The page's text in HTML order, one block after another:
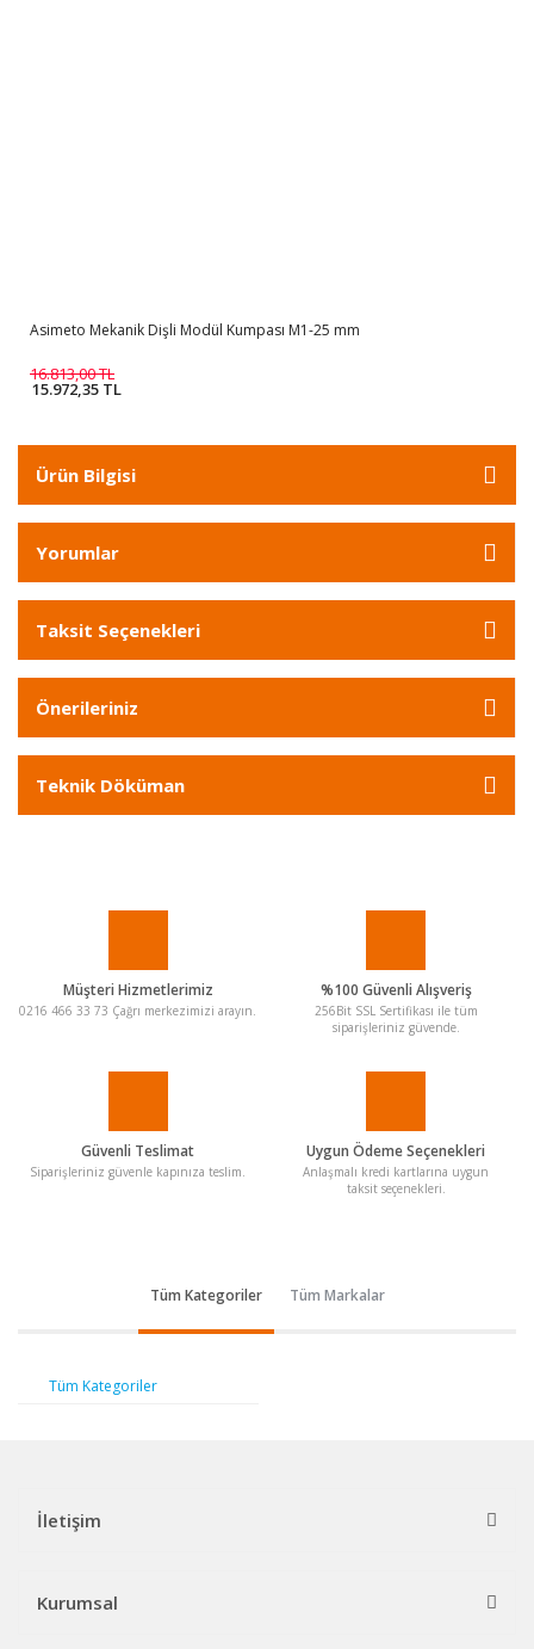
Asimeto Mekanik Dişli Modül Kumpası M1-25 mm
16.813,00 TL
15.972,35 TL
Ürün Bilgisi
Yorumlar
Taksit Seçenekleri
Önerileriniz
Teknik Döküman
Müşteri Hizmetlerimiz
0216 466 33 73 Çağrı merkezimizi arayın.
%100 Güvenli Alışveriş
256Bit SSL Sertifikası ile tüm
siparişleriniz güvende.
Güvenli Teslimat
Siparişleriniz güvenle kapınıza teslim.
Uygun Ödeme Seçenekleri
Anlaşmalı kredi kartlarına uygun
taksit seçenekleri.
Tüm Kategoriler Tüm Markalar
Tüm Kategoriler
İletişim
Kurumsal